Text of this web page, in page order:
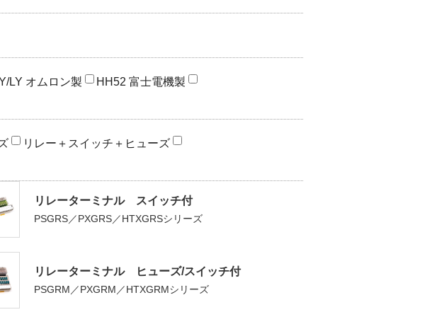
LY オムロン製
HH52 富士電機製
リレー＋スイッチ＋ヒューズ
リレーターミナル スイッチ付
PSGRS／PXGRS／HTXGRSシリーズ
リレーターミナル ヒューズ/スイッチ付
PSGRM／PXGRM／HTXGRMシリーズ